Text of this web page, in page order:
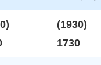
(1930)
1730